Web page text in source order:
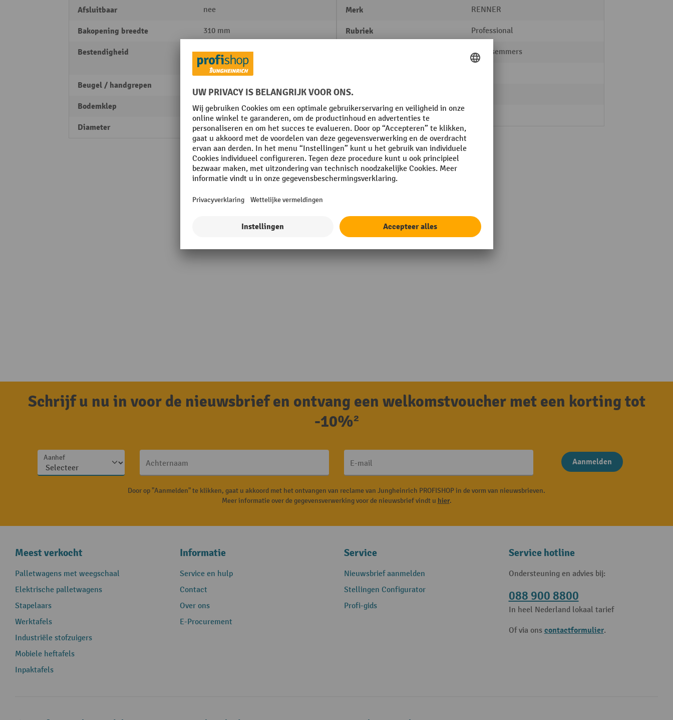
Afsluitbaar nee
Bakopening breedte 310 mm
Bestendigheid
corrosiebestendig
temperatuurbestendig
Beugel / handgrepen
Bodemklep nee
Diameter 310 mm
Merk RENNER
Rubriek Professional
Vuilnisemmers
Volume bak
Waterafvoer
Toon alle technische details
Schrijf u nu in voor de nieuwsbrief en ontvang een welkomstvoucher met een korting tot
-10%²
Aanhef
Achternaam E-mail Aanmelden
Door op "Aanmelden" te klikken, gaat u akkoord met het ontvangen van reclame van Jungheinrich PROFISHOP in de vorm van nieuwsbrieven.
Meer informatie over de gegevensverwerking voor de nieuwsbrief vindt u hier.
Meest verkocht
Palletwagens met weegschaal
Elektrische palletwagens
Stapelaars
Werktafels
Industriële stofzuigers
Mobiele heftafels
Inpaktafels
Informatie
Service en hulp
Contact
Over ons
E-Procurement
Service
Nieuwsbrief aanmelden
Stellingen Configurator
Profi-gids
Service hotline
Ondersteuning en advies bij:
088 900 8800
In heel Nederland lokaal tarief
Of via ons contactformulier.